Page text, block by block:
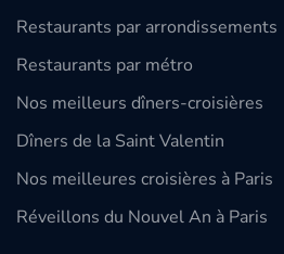
Restaurants par arrondissements
Restaurants par métro
Nos meilleurs dîners-croisières
Dîners de la Saint Valentin
Nos meilleures croisières à Paris
Réveillons du Nouvel An à Paris